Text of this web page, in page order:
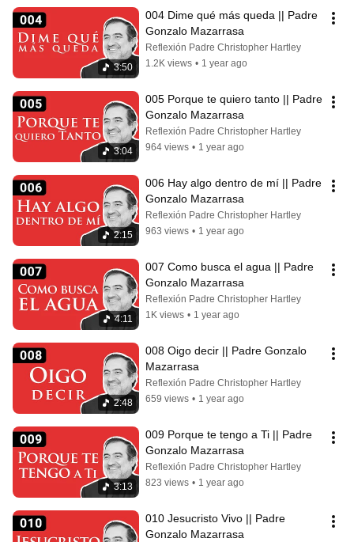
3:50
004 Dime qué más queda || Padre
Gonzalo Mazarrasa
Reflexión Padre Christopher Hartley
1.2K views • 1 year ago
3:04
005 Porque te quiero tanto || Padre
Gonzalo Mazarrasa
Reflexión Padre Christopher Hartley
964 views • 1 year ago
2:15
006 Hay algo dentro de mí || Padre
Gonzalo Mazarrasa
Reflexión Padre Christopher Hartley
963 views • 1 year ago
4:11
007 Como busca el agua || Padre
Gonzalo Mazarrasa
Reflexión Padre Christopher Hartley
1K views • 1 year ago
2:48
008 Oigo decir || Padre Gonzalo
Mazarrasa
Reflexión Padre Christopher Hartley
659 views • 1 year ago
3:13
009 Porque te tengo a Ti || Padre
Gonzalo Mazarrasa
Reflexión Padre Christopher Hartley
823 views • 1 year ago
010 Jesucristo Vivo || Padre
Gonzalo Mazarrasa